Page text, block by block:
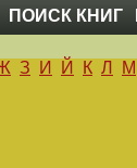
ПОИСК КНИГ
З И Й К Л М